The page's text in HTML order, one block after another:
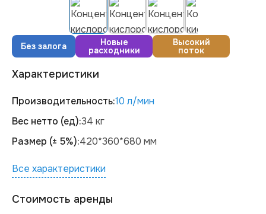
ПН—ВС с 09:00 до 22:00
Без залога Новые
расходники
Высокий
поток
Характеристики
Производительность:10 л/мин
Вес нетто (ед):34 кг
Размер (± 5%):420*360*680 мм
Все характеристики
Стоимость аренды